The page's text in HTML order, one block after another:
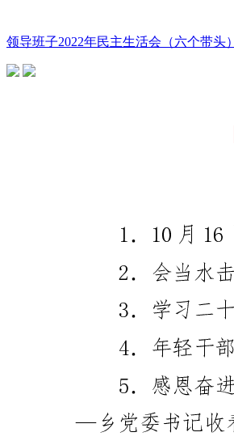
领导班子2022年民主生活会（六个带头